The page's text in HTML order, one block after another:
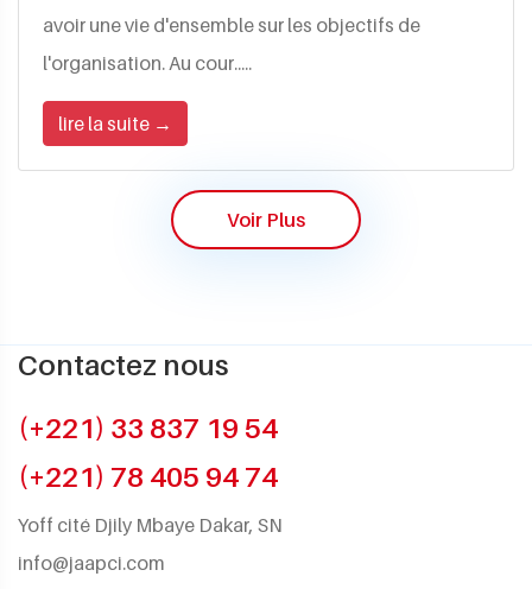
avoir une vie d'ensemble sur les objectifs de
l'organisation. Au cour.....
lire la suite →
Voir Plus
Contactez nous
(+221) 33 837 19 54
(+221) 78 405 94 74
Yoff cité Djily Mbaye Dakar, SN
info@jaapci.com